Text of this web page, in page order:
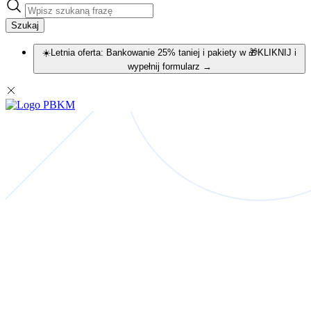
Szukaj
☀️Letnia oferta: Bankowanie 25% taniej i pakiety w 🎁KLIKNIJ i
wypełnij formularz →